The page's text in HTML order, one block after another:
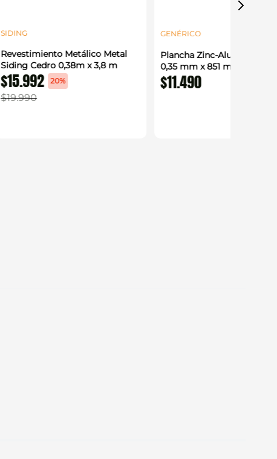
SIDING
Revestimiento Metálico Metal
Siding Cedro 0,38m x 3,8 m
$15.992 20%
$19.990
GENÉRICO
Plancha Zinc-Alum
0,35 mm x 851 mm x 3,66
$11.490